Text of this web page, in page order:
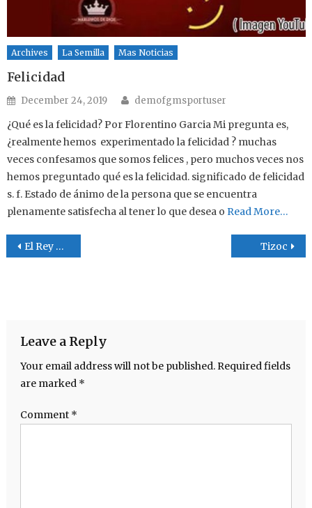
Archives La Semilla Mas Noticias
Felicidad
Posted on
December 24, 2019 Author
demofgmsportuser
¿Qué es la felicidad? Por Florentino Garcia Mi pregunta es,
¿realmente hemos experimentado la felicidad ? muchas
veces confesamos que somos felices , pero muchos veces nos
hemos preguntado qué es la felicidad. significado de felicidad
s. f. Estado de ánimo de la persona que se encuentra
plenamente satisfecha al tener lo que desea o Read More…
Post navigation
El Rey de Los Deportes Tizoc
Leave a Reply
Your email address will not be published. Required fields
are marked *
Comment *